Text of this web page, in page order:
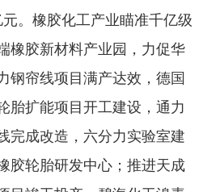
。橡胶化工产业瞄准千亿级
橡胶新材料产业园，力促华
钢帘线项目满产达效，德国
胎扩能项目开工建设，通力
完成改造，六分力实验室建
胶轮胎研发中心；推进天成